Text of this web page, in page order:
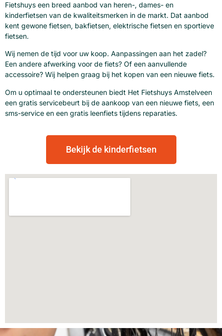
Fietshuys een breed aanbod van heren-, dames- en
kinderfietsen van de kwaliteitsmerken in de markt. Dat aanbod
kent gewone fietsen, bakfietsen, elektrische fietsen en sportieve
fietsen.
Wij nemen de tijd voor uw koop. Aanpassingen aan het zadel?
Een andere afwerking voor de fiets? Of een aanvullende
accessoire? Wij helpen graag bij het kopen van een nieuwe fiets.
Om u optimaal te ondersteunen biedt Het Fietshuys Amstelveen
een gratis servicebeurt bij de aankoop van een nieuwe fiets, een
sms-service en een gratis leenfiets tijdens reparaties.
Bekijk de kinderfietsen